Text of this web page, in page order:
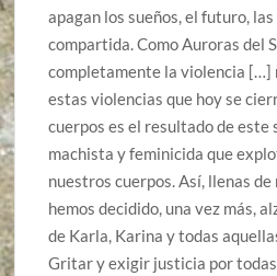
apagan los sueños, el futuro,
compartida. Como Auroras del
completamente la violencia […]
estas violencias que hoy se
cuerpos es el resultado de
machista y feminicida que
nuestros cuerpos. Así, llenas
hemos decidido, una vez más,
de Karla, Karina y todas
Gritar y exigir justicia por